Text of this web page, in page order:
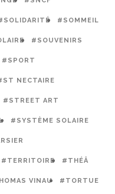
#SOMMEIL
#SOUVENIRS
#SPORT
NECTAIRE
#STREET ART
#SYSTÈME SOLAIRE
#TERRITOIRE #THÉÂ
VINAU #TORTUE